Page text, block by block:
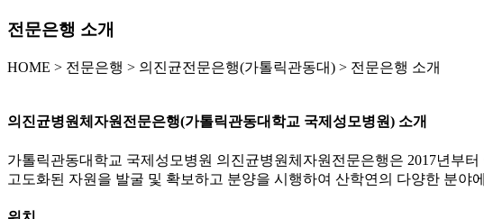
전문은행 소개
HOME > 전문은행 > 의진균전문은행(가톨릭관동대) > 전문은행 소개
의진균병원체자원전문은행(가톨릭관동대학교 국제성모병원) 소개
가톨릭관동대학교 국제성모병원 의진균병원체자원전문은행은 2017년부
고도화된 자원을 발굴 및 확보하고 분양을 시행하여 산학연의 다양한 분